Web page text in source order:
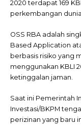
2020 terdapat 169
perkembangan
OSS RBA adalah
Based Application
berbasis risiko yang
menggunakan KBLI
ketinggalan jaman.
Saat ini Pemerintah
Investasi/BKPM
perizinan yang baru